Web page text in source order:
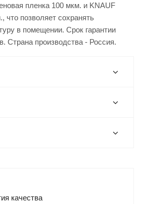
пленка 100 мкм. и KNAUF
что позволяет сохранять
в помещении. Срок гарантии
Страна производства - Россия.
качества